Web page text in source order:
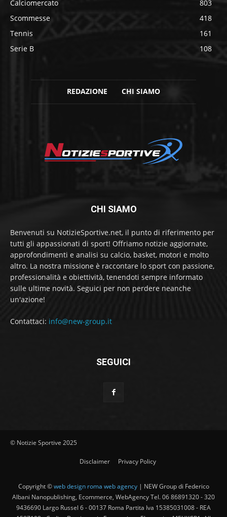
Calciomercato
803
Scommesse
418
Tennis
161
Serie B
108
REDAZIONE CHI SIAMO
CHI SIAMO
Benvenuti su NotizieSportive.net, il punto di riferimento per
tutti gli appassionati di sport! Offriamo notizie aggiornate,
approfondimenti e analisi su calcio, basket, motori e molto
altro. La nostra missione è raccontare lo sport con passione,
professionalità e obiettività, tenendoti sempre informato
sulle ultime novità. Seguici per non perdere neanche
un'azione!
Contattaci: info@new-group.it
SEGUICI
© Notizie Sportive 2025
Disclaimer Privacy Policy
Copyright ©web design roma web agency| NEW Group di Federico
Albani Nanopublishing, Ecommerce, WebAgency Tel. 06 86891320 - 320
9436690 Largo Russel 6 - 00137 Roma Partita Iva 15385031008 - REA